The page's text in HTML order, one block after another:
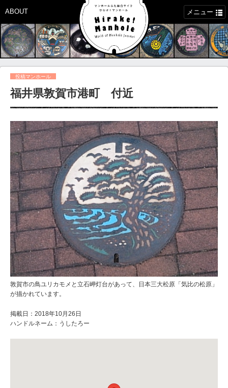
ABOUT メニュー
投稿マンホール
福井県敦賀市港町 付近
敦賀市の鳥ユリカモメと立石岬灯台があって、日本三大松原「気比の松原」
が描かれています。
掲載日：2018年10月26日
ハンドルネーム：うしたろー